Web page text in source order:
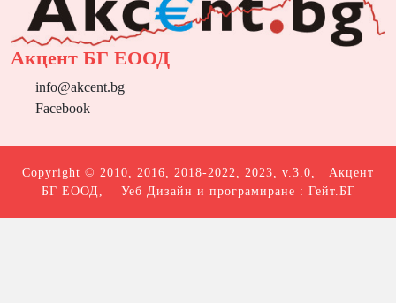
Акцент БГ ЕООД
info@akcent.bg
Facebook
Copyright © 2010, 2016, 2018-2022, 2023, v.3.0, Акцент
БГ ЕООД , Уеб Дизайн и програмиране : Гейт.БГ